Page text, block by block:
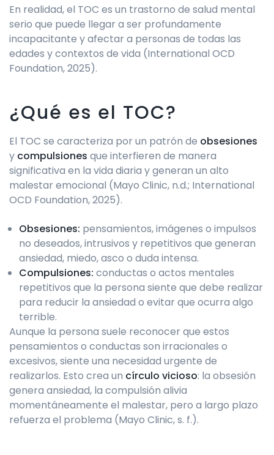
En realidad, el TOC es un trastorno de salud mental
serio que puede llegar a ser profundamente
incapacitante y afectar a personas de todas las
edades y contextos de vida (International OCD
Foundation, 2025).
¿Qué es el TOC?
El TOC se caracteriza por un patrón de obsesiones
y compulsiones que interfieren de manera
significativa en la vida diaria y generan un alto
malestar emocional (Mayo Clinic, n.d.; International
OCD Foundation, 2025).
Obsesiones: pensamientos, imágenes o impulsos
no deseados, intrusivos y repetitivos que generan
ansiedad, miedo, asco o duda intensa.
Compulsiones: conductas o actos mentales
repetitivos que la persona siente que debe realizar
para reducir la ansiedad o evitar que ocurra algo
terrible.
Aunque la persona suele reconocer que estos
pensamientos o conductas son irracionales o
excesivos, siente una necesidad urgente de
realizarlos. Esto crea un círculo vicioso: la obsesión
genera ansiedad, la compulsión alivia
momentáneamente el malestar, pero a largo plazo
refuerza el problema (Mayo Clinic, s. f.).